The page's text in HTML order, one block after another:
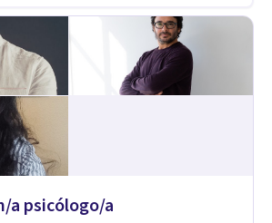
a psicólogo/a